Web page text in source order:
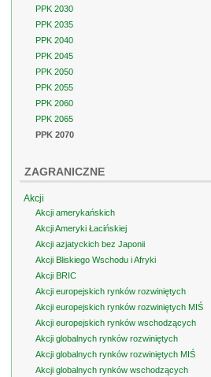
PPK 2030
PPK 2035
PPK 2040
PPK 2045
PPK 2050
PPK 2055
PPK 2060
PPK 2065
PPK 2070
ZAGRANICZNE
Akcji
Akcji amerykańskich
Akcji Ameryki Łacińskiej
Akcji azjatyckich bez Japonii
Akcji Bliskiego Wschodu i Afryki
Akcji BRIC
Akcji europejskich rynków rozwiniętych
Akcji europejskich rynków rozwiniętych MIŚ
Akcji europejskich rynków wschodzących
Akcji globalnych rynków rozwiniętych
Akcji globalnych rynków rozwiniętych MIŚ
Akcji globalnych rynków wschodzących